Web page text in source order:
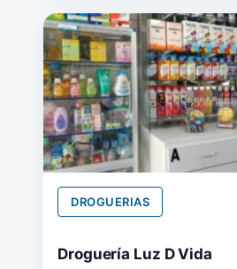
DROGUERIAS
Droguería Luz D Vida